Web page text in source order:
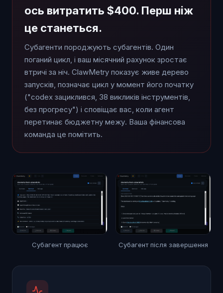
ось витратить $400. Перш ніж
це станеться.
Субагенти породжують субагентів. Один
поганий цикл, і ваш місячний рахунок зростає
втричі за ніч. ClawMetry показує живе дерево
запусків, позначає цикл у момент його початку
("codex зациклився, 38 викликів інструментів,
без прогресу") і сповіщає вас, коли агент
перетинає бюджетну межу. Ваша фінансова
команда це помітить.
Субагент працює Субагент після завершення